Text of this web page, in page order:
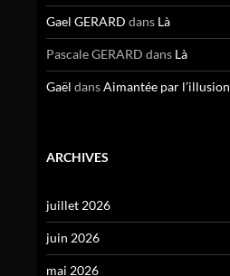
Gael GERARD dans Là
Pascale GERARD dans Là
Gaël dansAimantée par l’illusion
ARCHIVES
juillet 2026
juin 2026
mai 2026